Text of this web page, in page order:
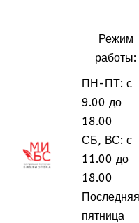
Режим
работы:
ПН-ПТ: с
9.00 до
18.00
СБ, ВС: с
11.00 до
18.00
Последняя
пятница